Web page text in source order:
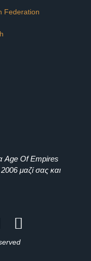
Federation
Age Of Empires
μαζί σας και